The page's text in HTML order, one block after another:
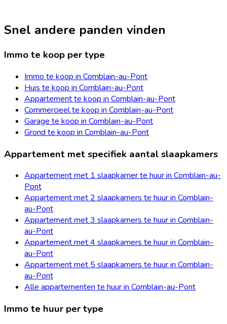
Snel andere panden vinden
Immo te koop per type
Immo te koop in Comblain-au-Pont
Huis te koop in Comblain-au-Pont
Appartement te koop in Comblain-au-Pont
Commercieel te koop in Comblain-au-Pont
Garage te koop in Comblain-au-Pont
Grond te koop in Comblain-au-Pont
Appartement met specifiek aantal slaapkamers
Appartement met 1 slaapkamer te huur in Comblain-au-
Pont
Appartement met 2 slaapkamers te huur in Comblain-
au-Pont
Appartement met 3 slaapkamers te huur in Comblain-
au-Pont
Appartement met 4 slaapkamers te huur in Comblain-
au-Pont
Appartement met 5 slaapkamers te huur in Comblain-
au-Pont
Alle appartementen te huur in Comblain-au-Pont
Immo te huur per type